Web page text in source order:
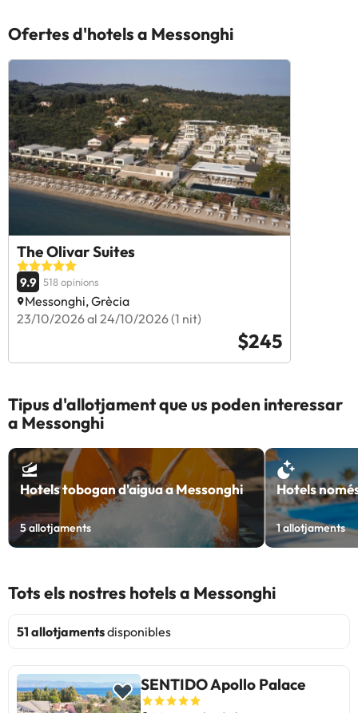
Ofertes d'hotels a Messonghi
The Olivar Suites
9.9 518 opinions
Messonghi, Grècia
23/10/2026 al 24/10/2026 (1 nit)
$245
Tipus d'allotjament que us poden interessar
a Messonghi
Hotels tobogan d'aigua a Messonghi
5allotjaments
Hotels
1allotjaments
Tots els nostres hotels a Messonghi
51 allotjamentsdisponibles
SENTIDO Apollo Palace